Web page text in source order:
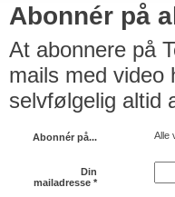
Abonnér på
At abonnere på
mails med video
selvfølgelig altid
Abonnér på... Alle
Din
mailadresse *